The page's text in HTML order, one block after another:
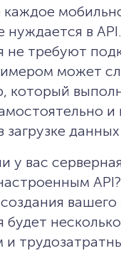
каждое
нуждается в
не требуют
может
который
и
загрузке
у вас
и